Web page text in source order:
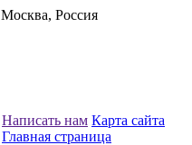
Москва, Россия
Написать нам Карта сайта
Главная страница